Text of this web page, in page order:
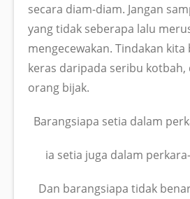
secara diam-diam. Jangan
yang tidak seberapa lalu
mengecewakan. Tindakan
keras daripada seribu kotbah,
orang bijak.
Barangsiapa setia dalam
ia setia juga dalam
Dan barangsiapa tidak